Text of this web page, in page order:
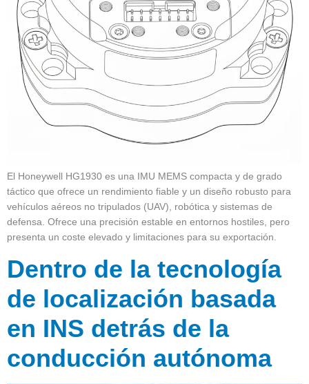
El Honeywell HG1930 es una IMU MEMS compacta y de grado
táctico que ofrece un rendimiento fiable y un diseño robusto para
vehículos aéreos no tripulados (UAV), robótica y sistemas de
defensa. Ofrece una precisión estable en entornos hostiles, pero
presenta un coste elevado y limitaciones para su exportación.
Dentro de la tecnología
de localización basada
en INS detrás de la
conducción autónoma